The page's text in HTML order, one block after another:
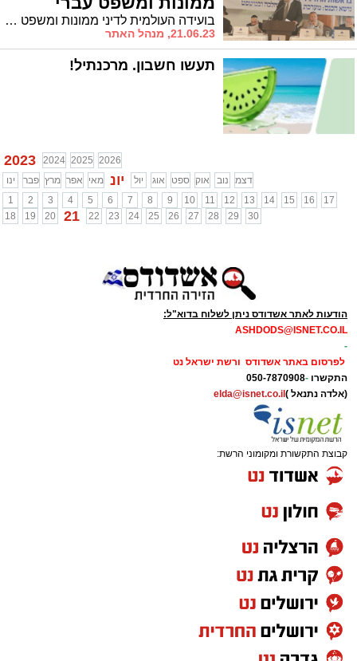
בועידה העולמית לדיני ממונות ומשפט עברי שנערכה בראשות הרב רצון ערוסי, שמעו הנוכחים בקשב את דבריו של רב העיר
21.06.23, מנהל האתר
תעשו חשבון. מרכנתיל!
2023 2024 2025 2026
ינו
פבר מרץ אפר מאי יונ יול אוג ספט אוק נוב
דצמ
1
2 3 4 5 6 7 8 9 10 11 12 13 14 15 16
17
18
19 20 21 22 23 24 25 26 27 28 29 30
הודעות לאתר אשדודס ניתן לשלוח בדוא"ל:
ASHDODS@ISNET.CO.IL
-
לפרסום באתר אשדודס ורשת ישראל נט
התקשרו -
050-7870908
(אלדה נתנאל ) elda@isnet.co.il
קבוצת התקשורת ומקומוני הרשת: